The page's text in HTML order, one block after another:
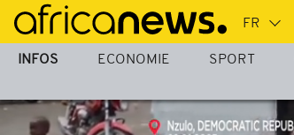
Passer
au
contenu
INFOS ECONOMIE SPORT